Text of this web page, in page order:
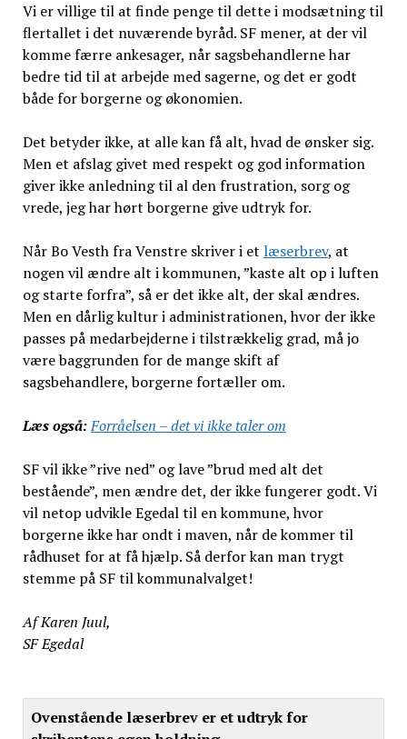
Vi er villige til at finde penge til dette i modsætning til
flertallet i det nuværende byråd. SF mener, at der vil
komme færre ankesager, når sagsbehandlerne har
bedre tid til at arbejde med sagerne, og det er godt
både for borgerne og økonomien.
Det betyder ikke, at alle kan få alt, hvad de ønsker sig.
Men et afslag givet med respekt og god information
giver ikke anledning til al den frustration, sorg og
vrede, jeg har hørt borgerne give udtryk for.
Når Bo Vesth fra Venstre skriver i et læserbrev, at
nogen vil ændre alt i kommunen, ”kaste alt op i luften
og starte forfra”, så er det ikke alt, der skal ændres.
Men en dårlig kultur i administrationen, hvor der ikke
passes på medarbejderne i tilstrækkelig grad, må jo
være baggrunden for de mange skift af
sagsbehandlere, borgerne fortæller om.
Læs også:Forråelsen – det vi ikke taler om
SF vil ikke ”rive ned” og lave ”brud med alt det
bestående”, men ændre det, der ikke fungerer godt. Vi
vil netop udvikle Egedal til en kommune, hvor
borgerne ikke har ondt i maven, når de kommer til
rådhuset for at få hjælp. Så derfor kan man trygt
stemme på SF til kommunalvalget!
Af Karen Juul,
SF Egedal
Ovenstående læserbrev er et udtryk for